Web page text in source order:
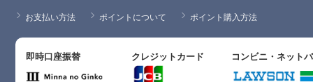
お支払い方法 ポイントについて ポイント購入方法
即時口座振替 クレジットカード コンビニ・ネット